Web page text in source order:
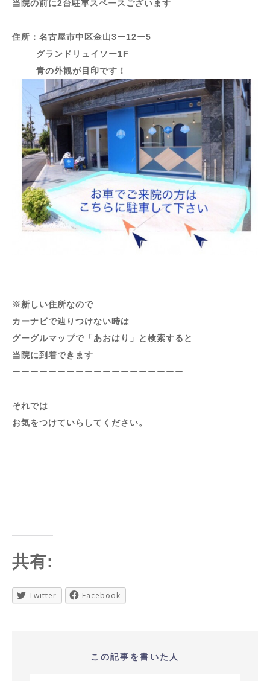
当院の前に2台駐車スペースございます
住所：名古屋市中区金山3ー12ー5
グランドリュイソー1F
青の外観が目印です！
※新しい住所なので
カーナビで辿りつけない時は
グーグルマップで「あおはり」と検索すると
当院に到着できます
ーーーーーーーーーーーーーーーーーーー
それでは
お気をつけていらしてください。
共有:
Twitter Facebook
この記事を書いた人